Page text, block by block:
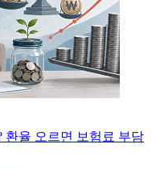
환율 오르면 보험료 부담